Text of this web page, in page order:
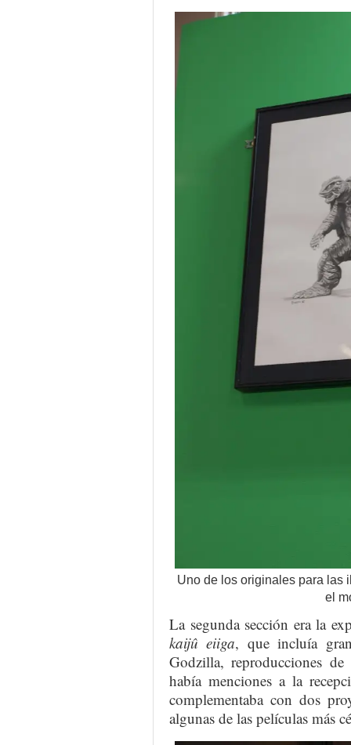
Uno de los originales para las
el
La segunda sección era la
kaijû eiiga, que incluía
Godzilla, reproducciones
había menciones a la
complementaba con dos
algunas de las películas más